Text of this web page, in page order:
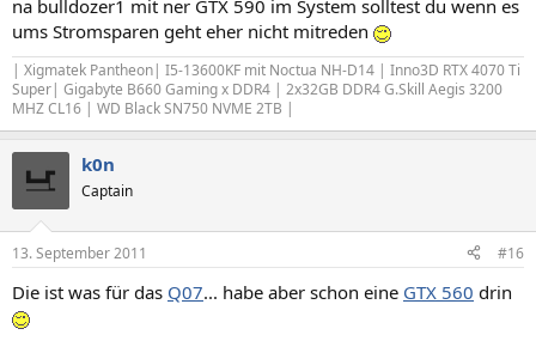
na bulldozer1 mit ner GTX 590 im System solltest du wenn es
ums Stromsparen geht eher nicht mitreden
| Xigmatek Pantheon| I5-13600KF mit Noctua NH-D14 | Inno3D RTX 4070 Ti
Super| Gigabyte B660 Gaming x DDR4 | 2x32GB DDR4 G.Skill Aegis 3200
MHZ CL16 | WD Black SN750 NVME 2TB |
k0n
Captain
13. September 2011 #16
Die ist was für das Q07... habe aber schon eine GTX 560 drin